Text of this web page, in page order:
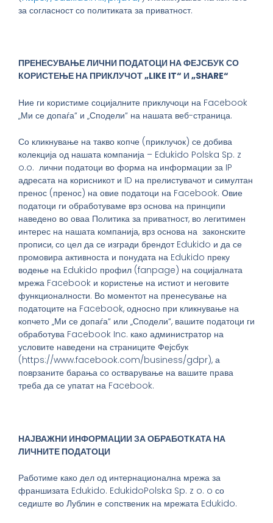
за согласност со политиката за приватност.
ПРЕНЕСУВАЊЕ ЛИЧНИ ПОДАТОЦИ НА ФЕЈСБУК СО
КОРИСТЕЊЕ НА ПРИКЛУЧОТ „LIKE IT“ И „SHARE“
Ние ги користиме социјалните приклучоци на Facebook
„Ми се допаѓа“ и „Сподели“ на нашата веб-страница.
Со кликнување на такво копче (приклучок) се добива
колекција од нашата компанија – Edukido Polska Sp. z
o.o. лични податоци во форма на информации за IP
адресата на корисникот и ID на прелистувачот и симултан
пренос (пренос) на овие податоци на Facebook. Овие
податоци ги обработуваме врз основа на принципи
наведено во оваа Политика за приватност, во легитимен
интерес на нашата компанија, врз основа на законските
прописи, со цел да се изгради брендот Edukido и да се
промовира активноста и понудата на Edukido преку
водење на Edukido профил (fanpage) на социјалната
мрежа Facebook и користење на истиот и неговите
функционалности. Во моментот на пренесување на
податоците на Facebook, односно при кликнување на
копчето „Ми се допаѓа“ или „Сподели“, вашите податоци ги
обработува Facebook Inc. како администратор на
условите наведени на страниците Фејсбук
(https://www.facebook.com/business/gdpr), а
поврзаните барања со остварување на вашите права
треба да се упатат на Facebook.
НАЈВАЖНИ ИНФОРМАЦИИ ЗА ОБРАБОТКАТА НА
ЛИЧНИТЕ ПОДАТОЦИ
Работиме како дел од интернационална мрежа за
франшизата Edukido. EdukidoPolska Sp. z o. o со
седиште во Лублин е сопственик на мрежата Edukido.